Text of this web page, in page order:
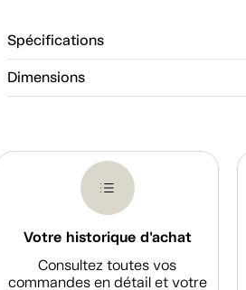
Spécifications
Dimensions
Votre historique d'achat
Consultez toutes vos
commandes en détail et votre